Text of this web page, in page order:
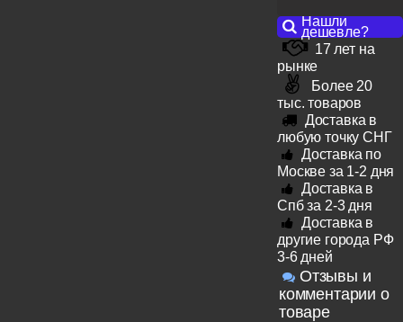
Нашли
дешевле?
17 лет на
рынке
Более 20
тыс. товаров
Доставка в
любую точку СНГ
Доставка по
Москве за 1-2 дня
Доставка в
Спб за 2-3 дня
Доставка в
другие города РФ
3-6 дней
Отзывы и
комментарии о
товаре